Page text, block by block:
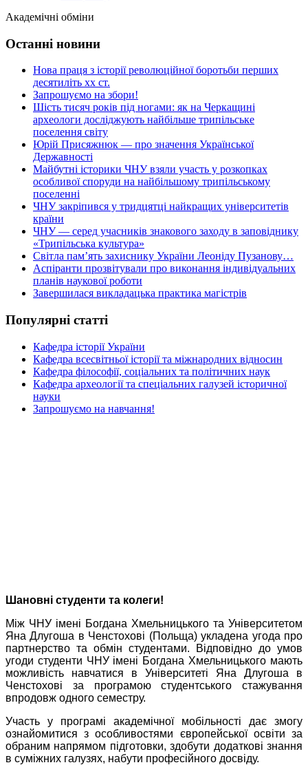
Академічні обміни
Останні новини
Нова праця з історії революційної боротьби перших
десятиліть хх ст.
Запрошуємо на збори!
Шість тисяч років під ногами: як на Черкащині
археологи досліджують найбільше трипільське
поселення світу
Юрій Присяжнюк — про значення Української
Державності
Майбутні історики ЧНУ взяли участь у розкопках
особливої споруди на найбільшому трипільському
поселенні
ЧНУ закріпився у тридцятці найкращих університетів
країни
ЧНУ — серед учасників знакового заходу в заповіднику
«Трипільська культура»
Світла пам’ять захиснику України Леоніду Пузанову…
Аспіранти прозвітували про виконання індивідуальних
планів наукової роботи
Завершилася викладацька практика магістрів
Популярні статті
Кафедра історії України
Кафедра всесвітньої історії та міжнародних відносин
Кафедра філософії, соціальних та політичних наук
Кафедра археології та спеціальних галузей історичної
науки
Запрошуємо на навчання!
Шановні студенти та колеги!
Між ЧНУ імені Богдана Хмельницького та Університетом
Яна Длугоша в Ченстохові (Польща) укладена угода про
партнерство та обмін студентами. Відповідно до умов
угоди студенти ЧНУ імені Богдана Хмельницького мають
можливість навчатися в Університеті Яна Длугоша в
Ченстохові за програмою студентського стажування
впродовж одного семестру.
Участь у програмі академічної мобільності дає змогу
ознайомитися з особливостями європейської освіти за
обраним напрямом підготовки, здобути додаткові знання
в суміжних галузях, набути професійного досвіду.